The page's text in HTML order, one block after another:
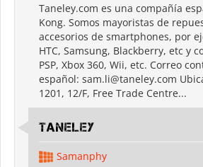
Taneley.com es una compañía
Kong. Somos mayoristas de
accesorios de smartphones, por
HTC, Samsung, Blackberry, etc y
PSP, Xbox 360, Wii, etc. Correo
español: sam.li@taneley.com
1201, 12/F, Free Trade Centre...
Taneley
Samanphy